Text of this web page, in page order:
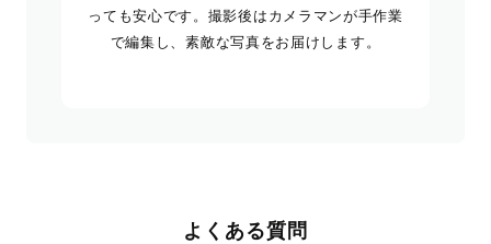
っても安心です。撮影後はカメラマンが手作業
で編集し、素敵な写真をお届けします。
よくある質問